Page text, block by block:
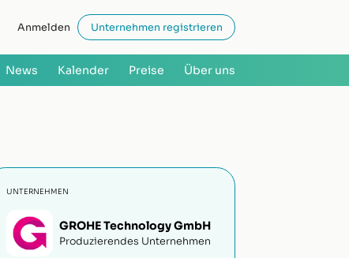
Anmelden Unternehmen registrieren
News Kalender Preise Über uns
UNTERNEHMEN
GROHE Technology GmbH
Produzierendes Unternehmen